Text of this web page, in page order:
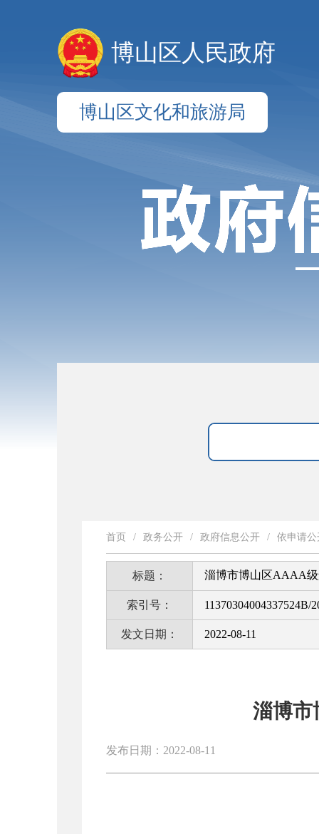
博山区人民政府
博山区文化和旅游局
首页 / 政务公开 / 政府信息公开 / 依申请公
标题： 淄博市博山区AAAA
索引号： 11370304004337524B/
发文日期： 2022-08-11
淄博市
发布日期：2022-08-11